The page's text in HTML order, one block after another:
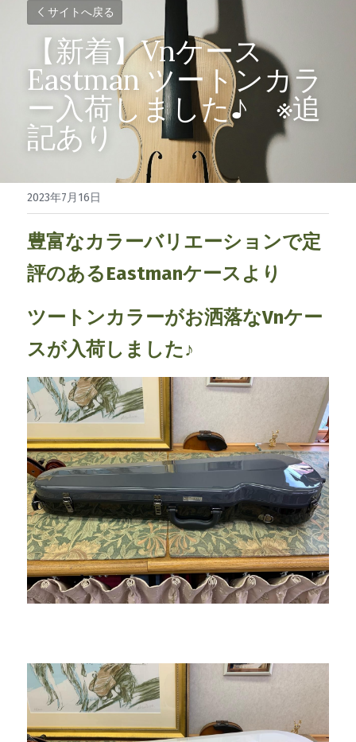
サイトへ戻る
【新着】Vnケース
Eastman ツートンカラ
ー入荷しました♪　※追
記あり
2023年7月16日
豊富なカラーバリエーションで定
評のあるEastmanケースより
ツートンカラーがお洒落なVnケー
スが入荷しました♪